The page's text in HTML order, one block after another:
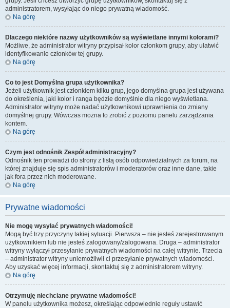
administratorem, wysyłając do niego prywatną wiadomość.
Na górę
Dlaczego niektóre nazwy użytkowników są wyświetlane innymi kolorami?
Możliwe, że administrator witryny przypisał kolor członkom grupy, aby ułatwić
identyfikowanie członków tej grupy.
Na górę
Co to jest Domyślna grupa użytkownika?
Jeżeli użytkownik jest członkiem kilku grup, jego domyślna grupa jest używana
do określenia, jaki kolor i ranga będzie domyślnie dla niego wyświetlana.
Administrator witryny może nadać użytkownikowi uprawnienia do zmiany
domyślnej grupy. Wówczas można to zrobić z poziomu panelu zarządzania
kontem.
Na górę
Czym jest odnośnik Zespół administracyjny?
Odnośnik ten prowadzi do strony z listą osób odpowiedzialnych za forum, na
której znajduje się spis administratorów i moderatorów oraz inne dane, takie
jak fora przez nich moderowane.
Na górę
Prywatne wiadomości
Nie mogę wysyłać prywatnych wiadomości!
Mogą być trzy przyczyny takiej sytuacji. Pierwsza – nie jesteś zarejestrowanym
użytkownikiem lub nie jesteś zalogowany/zalogowana. Druga – administrator
witryny wyłączył przesyłanie prywatnych wiadomości na całej witrynie. Trzecia
– administrator witryny uniemożliwił ci przesyłanie prywatnych wiadomości.
Aby uzyskać więcej informacji, skontaktuj się z administratorem witryny.
Na górę
Otrzymuję niechciane prywatne wiadomości!
W panelu użytkownika możesz, określając odpowiednie reguły ustawić